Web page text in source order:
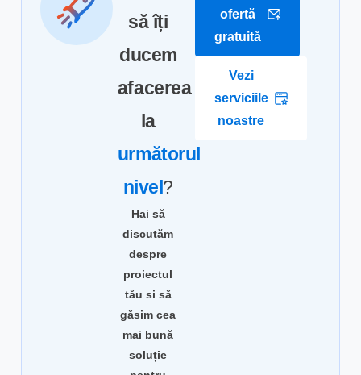
să îți
ducem
afacerea
la
următorul
nivel?
Hai să
discutăm
despre
proiectul
tău si să
găsim cea
mai bună
soluție
ofertă
gratuită
Vezi
serviciile
noastre